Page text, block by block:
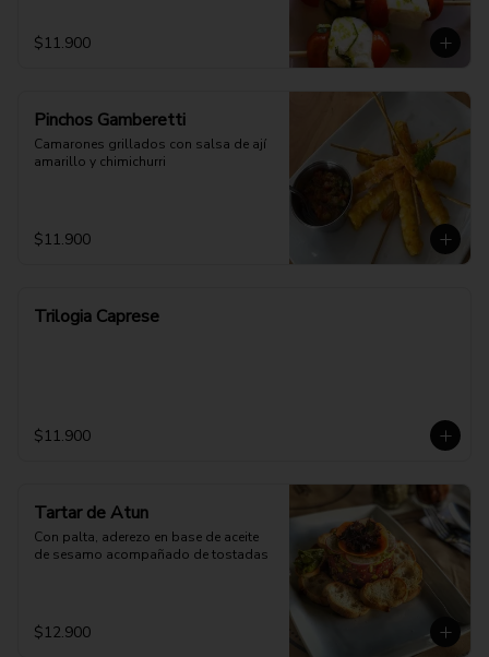
$11.900
Pinchos Gamberetti
Camarones grillados con salsa de ají
amarillo y chimichurri
$11.900
Trilogia Caprese
$11.900
Tartar de Atun
Con palta, aderezo en base de aceite
de sesamo acompañado de tostadas
$12.900